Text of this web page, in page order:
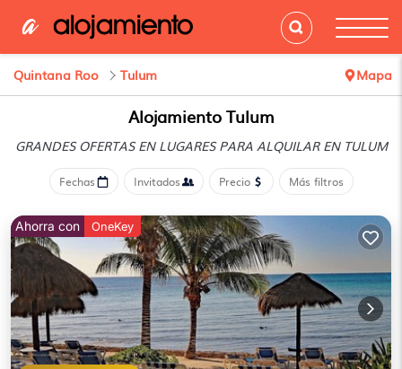
Quintana Roo Tulum Mapa
Alojamiento Tulum
GRANDES OFERTAS EN LUGARESPARA ALQUILAR EN TULUM
Fechas Invitados Precio Más filtros
Ahorra con OneKey